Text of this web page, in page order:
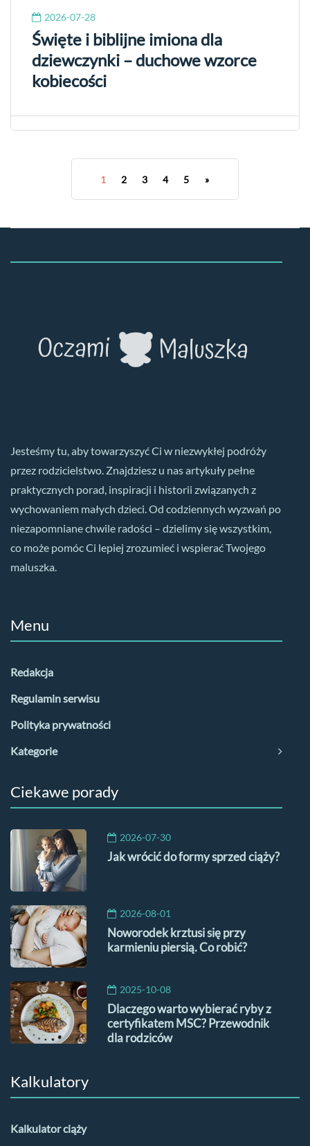
2026-07-28
Święte i biblijne imiona dla
dziewczynki – duchowe wzorce
kobiecości
1 2 3 4 5 »
Jesteśmy tu, aby towarzyszyć Ci w niezwykłej podróży
przez rodzicielstwo. Znajdziesz u nas artykuły pełne
praktycznych porad, inspiracji i historii związanych z
wychowaniem małych dzieci. Od codziennych wyzwań po
niezapomniane chwile radości – dzielimy się wszystkim,
co może pomóc Ci lepiej zrozumieć i wspierać Twojego
maluszka.
Menu
Redakcja
Regulamin serwisu
Polityka prywatności
Kategorie
Ciekawe porady
2026-07-30
Jak wrócić do formy sprzed ciąży?
2026-08-01
Noworodek krztusi się przy
karmieniu piersią. Co robić?
2025-10-08
Dlaczego warto wybierać ryby z
certyfikatem MSC? Przewodnik
dla rodziców
Kalkulatory
Kalkulator ciąży